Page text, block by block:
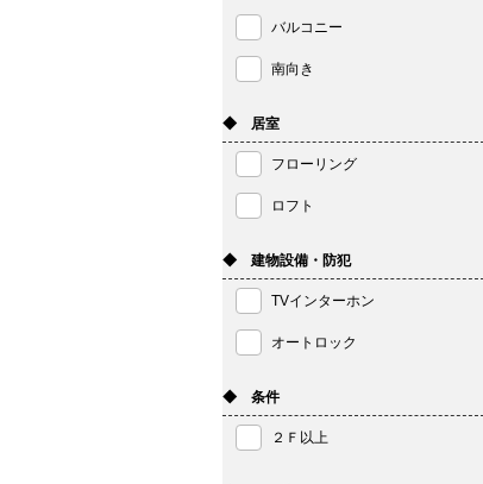
バルコニー
南向き
◆ 居室
フローリング
ロフト
◆ 建物設備・防犯
TVインターホン
オートロック
◆ 条件
２Ｆ以上